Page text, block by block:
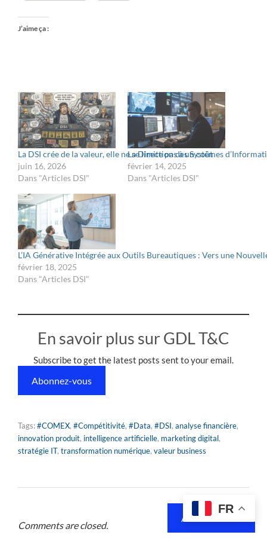
J’aime ça :
La DSI crée de la valeur, elle ne se limite pas à un coût
juin 16, 2026
Dans "Articles DSI"
La Direction des Systèmes
février 14, 2025
Dans "Articles DSI"
L’IA Générative Intégrée aux Outils Bureautiques : Vers une
février 18, 2025
Dans "Articles DSI"
En savoir plus sur GDL T&C
Subscribe to get the latest posts sent to your email.
Abonnez-vous
Tags:#COMEX, #Compétitivité, #Data, #DSI, analyse financière,
innovation produit, intelligence artificielle, marketing digital,
stratégie IT, transformation numérique, valeur business
Comments are closed.
FR
Abonnez-vous